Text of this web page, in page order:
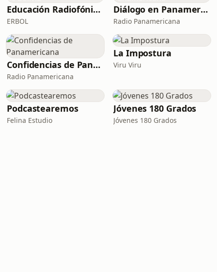
Educación Radiofónica de Bolivia
ERBOL
Diálogo en Panamericana
Radio Panamericana
Confidencias de Panamericana
Radio Panamericana
La Impostura
Viru Viru
Podcastearemos
Felina Estudio
Jóvenes 180 Grados
Jóvenes 180 Grados